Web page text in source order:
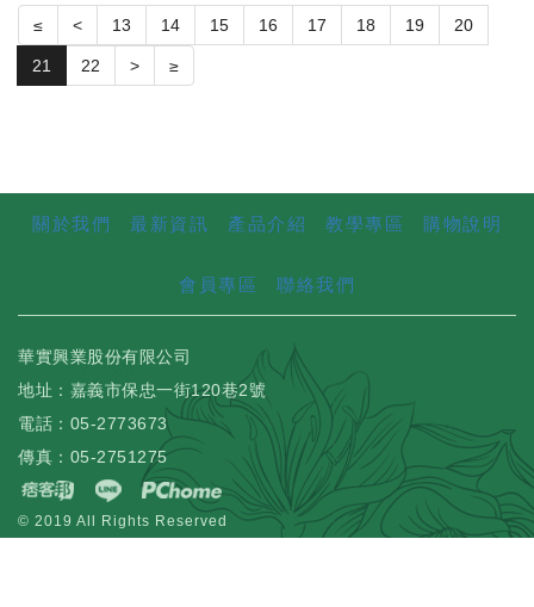
≤ < 13 14 15 16 17 18 19 20
21 22 > ≥
關於我們 最新資訊 產品介紹 教學專區 購物說明
會員專區 聯絡我們
華實興業股份有限公司
地址：嘉義市保忠一街120巷2號
電話：05-2773673
傳真：05-2751275
© 2019 All Rights Reserved